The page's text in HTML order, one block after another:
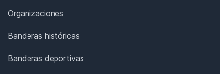
Organizaciones
Banderas históricas
Banderas deportivas